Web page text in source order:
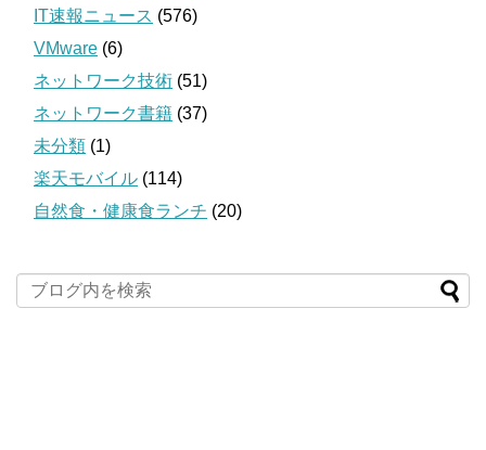
IT速報ニュース (576)
VMware (6)
ネットワーク技術 (51)
ネットワーク書籍 (37)
未分類 (1)
楽天モバイル (114)
自然食・健康食ランチ (20)